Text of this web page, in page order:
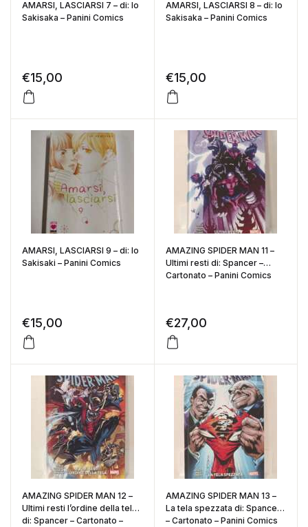
AMARSI, LASCIARSI 7 – di: Io
Sakisaka – Panini Comics
€15,00
AMARSI, LASCIARSI 8 – di: Io
Sakisaka – Panini Comics
€15,00
AMARSI, LASCIARSI 9 – di: Io
Sakisaki – Panini Comics
€15,00
AMAZING SPIDER MAN 11 –
Ultimi resti di: Spancer –
Cartonato – Panini Comics
€27,00
AMAZING SPIDER MAN 12 –
Ultimi resti l’ordine della tela
di: Spancer – Cartonato –
AMAZING SPIDER MAN 13 –
La tela spezzata di: Spancer
– Cartonato – Panini Comics